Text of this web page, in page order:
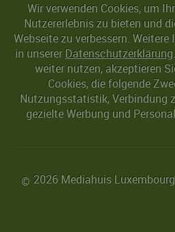
Wir verwenden Cookies, um
Nutzererlebnis zu bieten und
Webseite zu verbessern.
in unserer Datenschutzerklärung
weiter nutzen, akzeptieren
Cookies, die folgende
Nutzungsstatistik, Verbindung
gezielte Werbung und
© 2026 Mediahuis